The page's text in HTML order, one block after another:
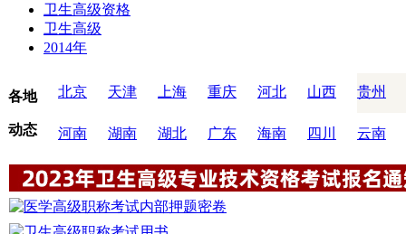
卫生高级资格
卫生高级
2014年
各地
动态
北京 天津 上海 重庆 河北 山西 贵州
河南 湖南 湖北 广东 海南 四川 云南